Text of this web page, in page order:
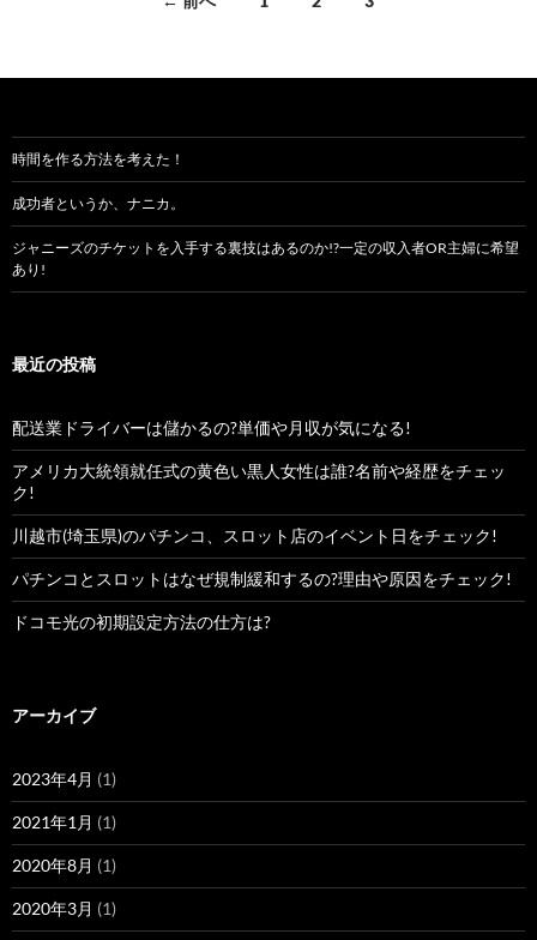
ナ
ゲ
ー
シ
ョ
時間を作る方法を考えた！
成功者というか、ナニカ。
ジャニーズのチケットを入手する裏技はあるのか!?一定の収入者OR主婦に希望
あり!
最近の投稿
配送業ドライバーは儲かるの?単価や月収が気になる!
アメリカ大統領就任式の黄色い黒人女性は誰?名前や経歴をチェッ
ク!
川越市(埼玉県)のパチンコ、スロット店のイベント日をチェック!
パチンコとスロットはなぜ規制緩和するの?理由や原因をチェック!
ドコモ光の初期設定方法の仕方は?
アーカイブ
2023年4月 (1)
2021年1月 (1)
2020年8月 (1)
2020年3月 (1)